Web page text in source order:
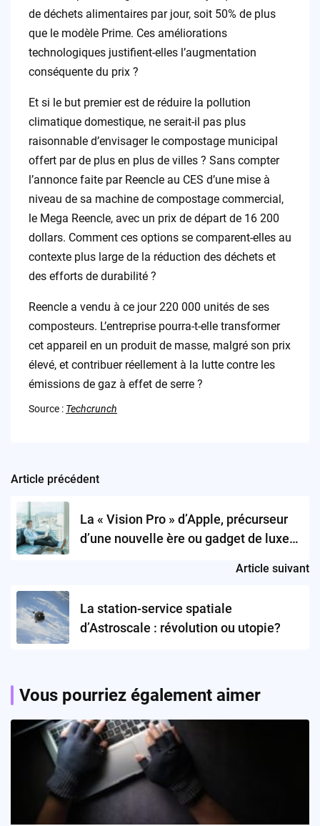
de déchets alimentaires par jour, soit 50% de plus
que le modèle Prime. Ces améliorations
technologiques justifient-elles l’augmentation
conséquente du prix ?
Et si le but premier est de réduire la pollution
climatique domestique, ne serait-il pas plus
raisonnable d’envisager le compostage municipal
offert par de plus en plus de villes ? Sans compter
l’annonce faite par Reencle au CES d’une mise à
niveau de sa machine de compostage commercial,
le Mega Reencle, avec un prix de départ de 16 200
dollars. Comment ces options se comparent-elles au
contexte plus large de la réduction des déchets et
des efforts de durabilité ?
Reencle a vendu à ce jour 220 000 unités de ses
composteurs. L’entreprise pourra-t-elle transformer
cet appareil en un produit de masse, malgré son prix
élevé, et contribuer réellement à la lutte contre les
émissions de gaz à effet de serre ?
Source : Techcrunch
Post
navigation
Article précédent
La « Vision Pro » d’Apple, précurseur
d’une nouvelle ère ou gadget de luxe
Article suivant
La station-service spatiale
d’Astroscale : révolution ou utopie?
Vous pourriez également aimer